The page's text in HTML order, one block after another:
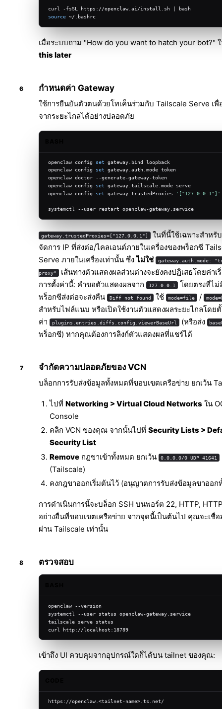
curl -fsSL https://openclaw.ai/install.sh | bash
source ~/.bashrc
เมื่อระบบถาม "How do you want to hatch your bot?"
this later
กำหนดค่า Gateway
ใช้การยืนยันตัวตนด้วยโทเค็นร่วมกับ Tailscale Serve เพื่
จากระยะไกลได้อย่างปลอดภัย
openclaw config set gateway.bind loopback
openclaw config set gateway.auth.mode token
openclaw doctor --generate-gateway-token
openclaw config set gateway.tailscale.mode serve
openclaw config set gateway.trustedProxies '["127.0.0.1"]'
systemctl --user restart openclaw-gateway.service
gateway.trustedProxies=["127.0.0.1"] ในที่นี้ใช้เฉพาะสำหรั
จัดการ IP ที่ส่งต่อ/ไคลเอนต์ภายในเครื่องของพร็อกซี
Serve ภายในเครื่องเท่านั้น ซึ่งไม่ใช่ gateway.auth.mode:
proxy" เส้นทางตัวแสดงผลส่วนต่างจะยังคงปฏิเสธโดยค่าเ
การตั้งค่านี้: คำขอตัวแสดงผลจาก
127.0.0.1 โดยตรงที่ไม่
พร็อกซีส่งต่อจะส่งคืน
Diff not found ใช้ mode=file /
สำหรับไฟล์แนบ หรือเปิดใช้งานตัวแสดงผลระยะไกลโดย
ค่า
plugins.entries.diffs.config.viewerBaseUrl (หรือส่ง
พร็อกซี) หากคุณต้องการลิงก์ตัวแสดงผลที่แชร์ได้
จำกัดความปลอดภัยของ VCN
บล็อกการรับส่งข้อมูลทั้งหมดที่ขอบเขตเครือข่าย ยกเว้น
ไปที่ Networking > Virtual Cloud Networksใน
Console
คลิก VCN ของคุณ จากนั้นไปที่ Security Lists >
Security List
Removeกฎขาเข้าทั้งหมด ยกเว้น 0.0.0.0/0 UDP 41641
(Tailscale)
คงกฎขาออกเริ่มต้นไว้ (อนุญาตการรับส่งข้อมูลขาออก
การดำเนินการนี้จะบล็อก SSH บนพอร์ต 22, HTTP,
อย่างอื่นที่ขอบเขตเครือข่าย จากจุดนี้เป็นต้นไป คุณจะเชื่
ผ่าน Tailscale เท่านั้น
ตรวจสอบ
openclaw --version
systemctl --user status openclaw-gateway.service
tailscale serve status
curl http://localhost:18789
เข้าถึง UI ควบคุมจากอุปกรณ์ใดก็ได้บน tailnet ของคุณ:
https://openclaw.<tailnet-name>.ts.net/